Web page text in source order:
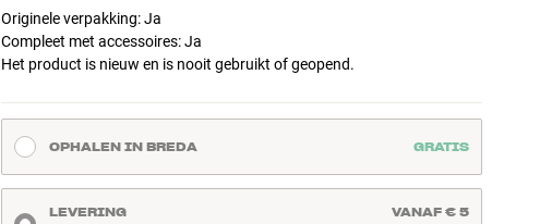
Originele verpakking:Ja
Compleet met accessoires:Ja
Het product is nieuw en is nooit gebruikt of geopend.
OPHALEN IN BREDA GRATIS
LEVERING VANAF € 5